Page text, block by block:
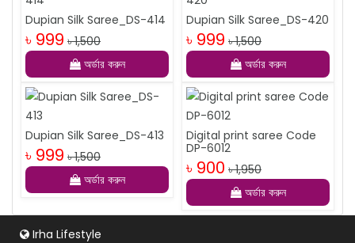
Dupian Silk Saree_DS-414
৳ 999 ৳ 1,500
অর্ডার করুন
Dupian Silk Saree_DS-420
৳ 999 ৳ 1,500
অর্ডার করুন
Dupian Silk Saree_DS-413
৳ 999 ৳ 1,500
অর্ডার করুন
Digital print saree Code
DP-6012
৳ 900 ৳ 1,950
অর্ডার করুন
Irha Lifestyle